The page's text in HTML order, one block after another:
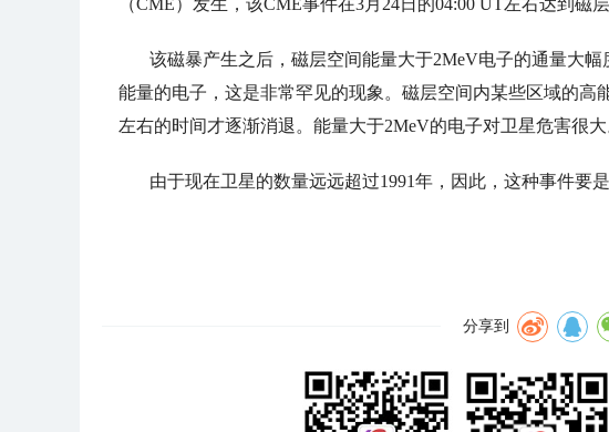
（CME）发生，该CME事件在3月24日的04:00 UT左右达到磁
该磁暴产生之后，磁层空间能量大于2MeV电子的通量大
能量的电子，这是非常罕见的现象。磁层空间内某些区域的高
左右的时间才逐渐消退。能量大于2MeV的电子对卫星危害很大
由于现在卫星的数量远远超过1991年，因此，这种事件要
分享到